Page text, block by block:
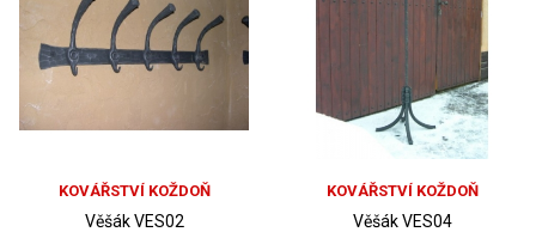
KOVÁŘSTVÍ KOŽDOŇ
Věšák VES02
KOVÁŘSTVÍ KOŽDOŇ
Věšák VES04